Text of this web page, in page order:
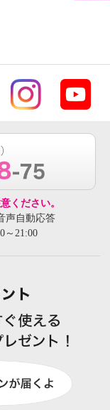
ください。
声自動応答
～21:00